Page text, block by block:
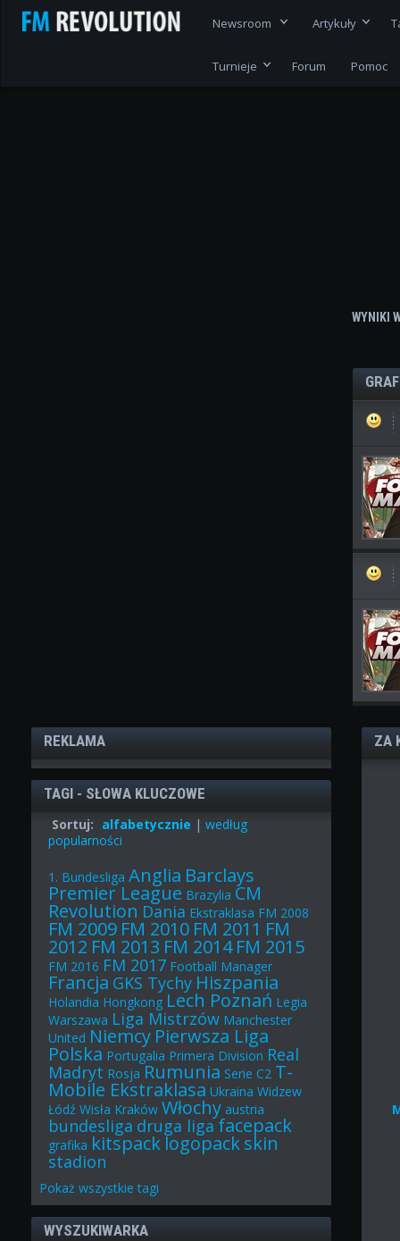
Newsroom Artykuły
Turnieje Forum Pomoc
WYNIKI
REKLAMA
TAGI - SŁOWA KLUCZOWE
Sortuj: alfabetycznie |według
popularności
1. Bundesliga Anglia Barclays
Premier League Brazylia CM
Revolution Dania Ekstraklasa FM 2008
FM 2009 FM 2010 FM 2011 FM
2012 FM 2013 FM 2014 FM 2015
FM 2016 FM 2017 Football Manager
Francja GKS Tychy Hiszpania
Holandia Hongkong Lech Poznań Legia
Warszawa Liga Mistrzów Manchester
United Niemcy Pierwsza Liga
Polska Portugalia Primera Division Real
Madryt Rosja Rumunia Serie C2 T-
Mobile Ekstraklasa Ukraina Widzew
Łódź Wisła Kraków Włochy austria
bundesliga druga ligafacepack
grafika kitspacklogopackskin
stadion
Pokażwszystkie tagi
WYSZUKIWARKA
ZA